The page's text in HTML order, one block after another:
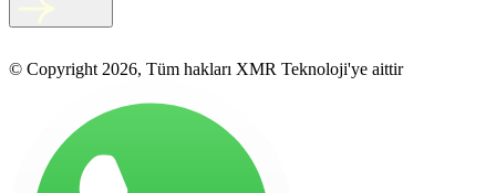
© Copyright 2026, Tüm hakları XMR Teknoloji'ye aittir